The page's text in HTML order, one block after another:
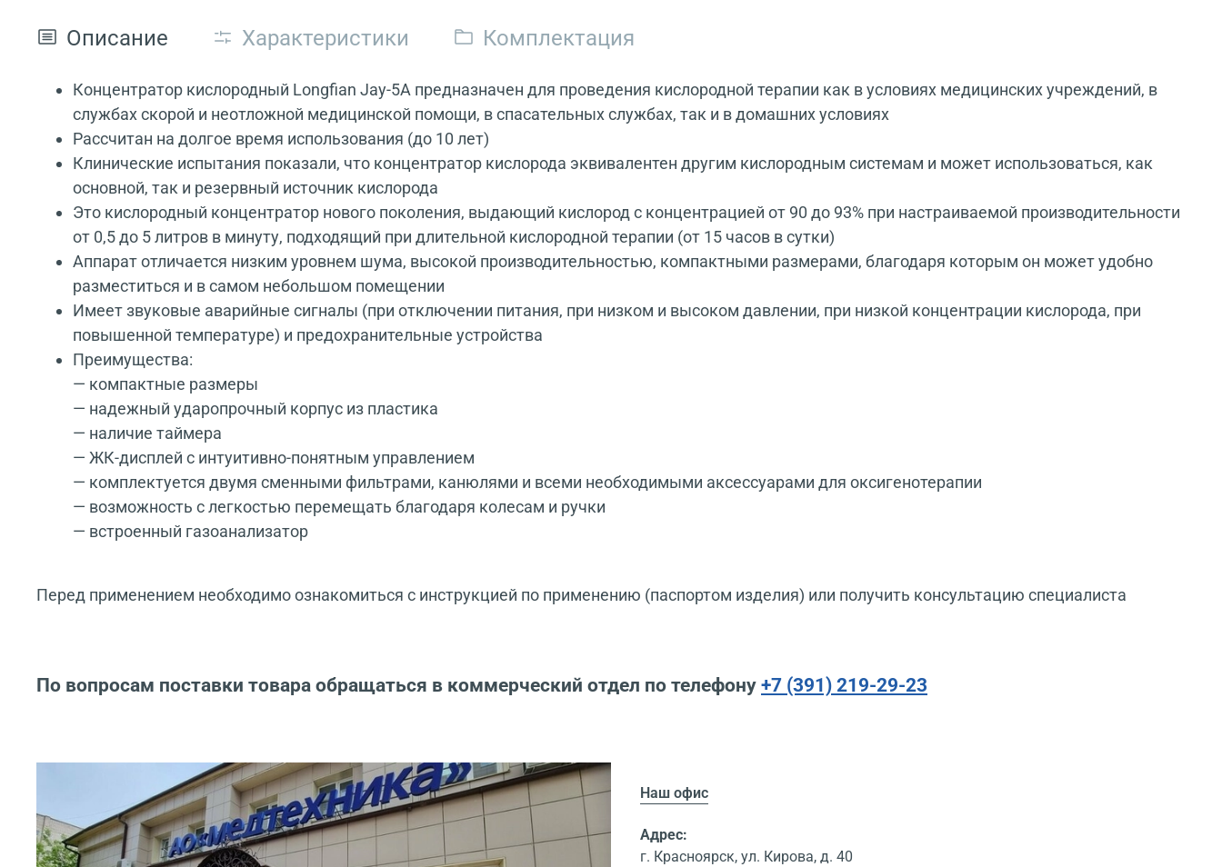
Описание Характеристики Комплектация
Концентратор кислородный Longfian Jay-5A предназначен для проведения кислородной терапии как в условиях медицинских учреждений, в
службах скорой и неотложной медицинской помощи, в спасательных службах, так и в домашних условиях
Рассчитан на долгое время использования (до 10 лет)
Клинические испытания показали, что концентратор кислорода эквивалентен другим кислородным системам и может использоваться, как
основной, так и резервный источник кислорода
Это кислородный концентратор нового поколения, выдающий кислород с концентрацией от 90 до 93% при настраиваемой производительности
от 0,5 до 5 литров в минуту, подходящий при длительной кислородной терапии (от 15 часов в сутки)
Аппарат отличается низким уровнем шума, высокой производительностью, компактными размерами, благодаря которым он может удобно
разместиться и в самом небольшом помещении
Имеет звуковые аварийные сигналы (при отключении питания, при низком и высоком давлении, при низкой концентрации кислорода, при
повышенной температуре) и предохранительные устройства
Преимущества:
— компактные размеры
— надежный ударопрочный корпус из пластика
— наличие таймера
— ЖК-дисплей с интуитивно-понятным управлением
— комплектуется двумя сменными фильтрами, канюлями и всеми необходимыми аксессуарами для оксигенотерапии
— возможность с легкостью перемещать благодаря колесам и ручки
— встроенный газоанализатор
Перед применением необходимо ознакомиться с инструкцией по применению (паспортом изделия) или получить консультацию специалиста
По вопросам поставки товара обращаться в коммерческий отдел по телефону +7 (391) 219-29-23
Наш офис
Адрес:
г. Красноярск, ул. Кирова, д. 40